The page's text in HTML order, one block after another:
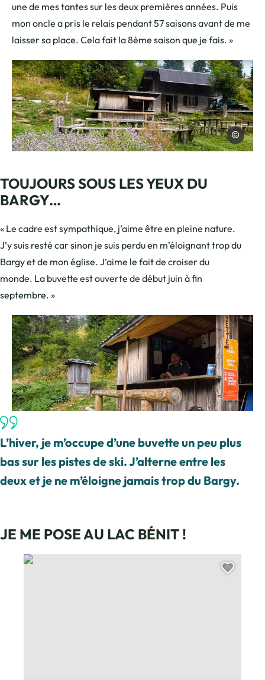
CAMT
une de mes tantes sur les deux premières années. Puis
mon oncle a pris le relais pendant 57 saisons avant de me
laisser sa place. Cela fait la 8ème saison que je fais. »
TOUJOURS SOUS LES YEUX DU
BARGY…
« Le cadre est sympathique, j’aime être en pleine nature.
J’y suis resté car sinon je suis perdu en m’éloignant trop du
Bargy et de mon église. J’aime le fait de croiser du
monde. La buvette est ouverte de début juin à fin
septembre. »
L’hiver, je m’occupe d’une buvette un peu plus
bas sur les pistes de ski. J’alterne entre les
deux et je ne m’éloigne jamais trop du Bargy.
JE ME POSE AU LAC BÉNIT !
Buvette du lac Bénit – « Chez Bastian », © CAMT